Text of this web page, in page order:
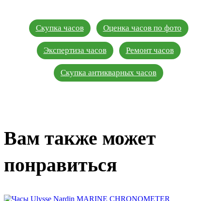
Скупка часов Оценка часов по фото
Экспертиза часов Ремонт часов
Скупка антикварных часов
Вам также может
понравиться